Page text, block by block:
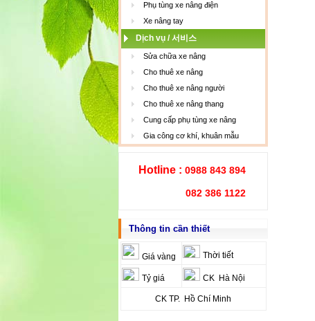
Phụ tùng xe nâng điện
Xe nâng tay
Dịch vụ / 서비스
Sửa chữa xe nâng
Cho thuê xe nâng
Cho thuê xe nâng người
Cho thuê xe nâng thang
Cung cấp phụ tùng xe nâng
Gia công cơ khí, khuân mẫu
Hotline : 0988 843 894
082 386 1122
Thông tin cần thiết
Giá vàng Thời tiết
Tỷ giá CK Hà Nội
CK TP. Hồ Chí Minh